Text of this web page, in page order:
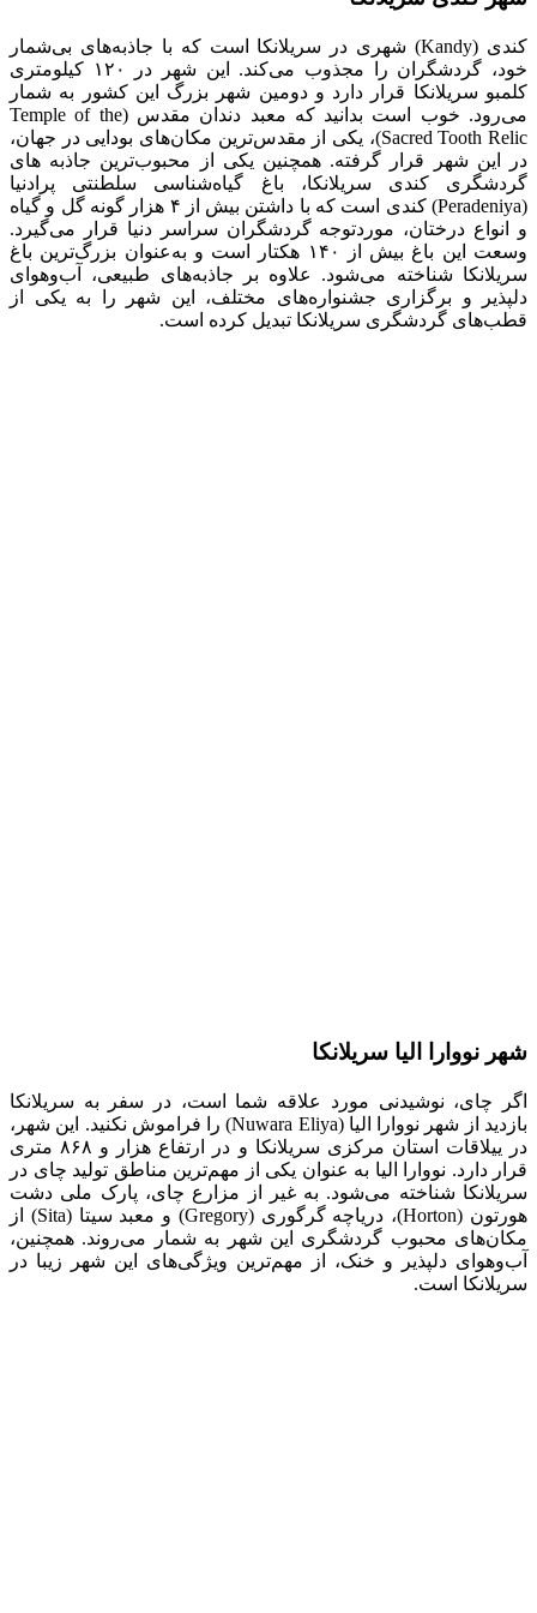
کندی (Kandy) شهری در سریلانکا است که با جاذبه‌های بی‌‌شمار
خود، گردشگران را مجذوب می‌کند. این شهر در ۱۲۰‬ کیلومتری
کلمبو سریلانکا قرار دارد و دومین شهر بزرگ این کشور به شمار
می‌رود. خوب است بدانید که معبد دندان مقدس (Temple of the
Sacred Tooth Relic)، یکی از مقدس‌ترین‌ مکان‌های بودایی در جهان،
در این شهر قرار گرفته. همچنین یکی از محبوب‌ترین جاذبه های
گردشگری کندی سریلانکا، باغ گیاه‌شناسی سلطنتی پرادنیا
(Peradeniya) کندی است که با داشتن بیش از ۴ هزار گونه گل‌ و گیاه
و انواع درختان، موردتوجه گردشگران سراسر دنیا قرار می‌گیرد.
وسعت این باغ بیش از ۱۴۰ هکتار است و به‌عنوان بزرگ‌ترین باغ
سریلانکا شناخته می‌شود. علاوه بر جاذبه‌های طبیعی، آب‌و‌هوای
دلپذیر و برگزاری جشنواره‌های مختلف، این شهر را به یکی از
قطب‌های گردشگری سریلانکا تبدیل کرده است.
شهر نووارا الیا سریلانکا
اگر چای، نوشیدنی مورد علاقه شما است، در سفر به سریلانکا
بازدید از شهر نووارا الیا (Nuwara Eliya) را فراموش نکنید. این شهر،
در ییلاقات استان مرکزی سریلانکا و در ارتفاع هزار و ۸۶۸ متری
قرار دارد. نووارا الیا به عنوان یکی از مهم‌ترین مناطق تولید چای در
سریلانکا شناخته می‌شود. به غیر از مزارع چای، پارک ملی دشت
هورتون (Horton)، دریاچه گرگوری (Gregory) و معبد سیتا (Sita) از
مکان‌های محبوب گردشگری این شهر به شمار می‌روند. همچنین،
آب‌و‌هوای دلپذیر و خنک، از مهم‌ترین ویژگی‌های این شهر زیبا در
سریلانکا است.